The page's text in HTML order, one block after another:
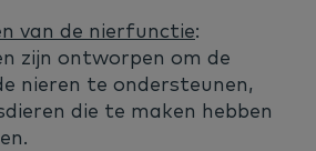
van de nierfunctie:
zijn ontworpen om de
nieren te ondersteunen,
die te maken hebben